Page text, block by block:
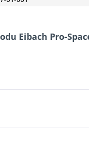
Eibach Pro-